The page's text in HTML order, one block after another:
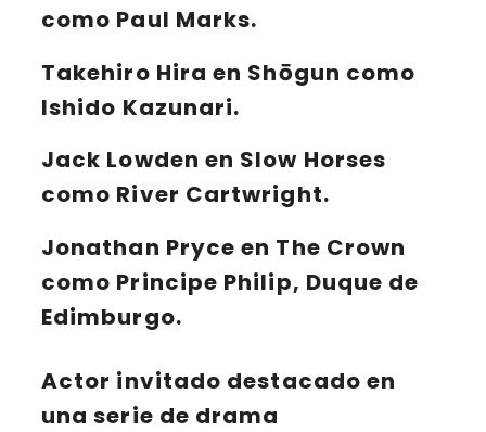
como Paul Marks.
Takehiro Hira en Shōgun como
Ishido Kazunari.
Jack Lowden en Slow Horses
como River Cartwright.
Jonathan Pryce en The Crown
como Principe Philip, Duque de
Edimburgo.
Actor invitado destacado en
una serie de drama